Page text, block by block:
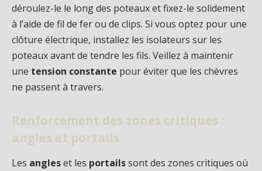
déroulez-le le long des poteaux et fixez-le solidement
à l’aide de fil de fer ou de clips. Si vous optez pour une
clôture électrique, installez les isolateurs sur les
poteaux avant de tendre les fils. Veillez à maintenir
une tension constante pour éviter que les chèvres
ne passent à travers.
Renforcement des zones critiques :
angles et portails
Les angleset les portailssont des zones critiques où